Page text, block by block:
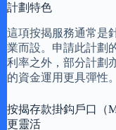
計劃特色
這項按揭服務通常是
業而設。申請此計劃
利率之外，部分計劃
的資金運用更具彈性
按揭存款掛鈎戶口（
更靈活